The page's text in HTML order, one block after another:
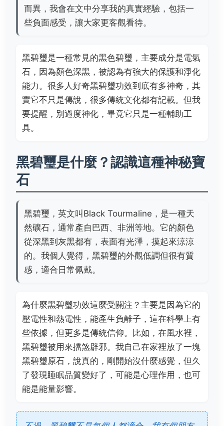
而異，我會在文中分享我的真實經驗，包括一
些負面感受，讓大家更客觀看待。
黑碧璽是一種常見的黑色碧璽，主要成分是電氣
石，因為顏色深黑，被認為有強大的保護和淨化
能力。很多人好奇黑碧璽功效到底有多神奇，其
實它不只是傳說，很多傳統文化都有記載。但我
要提醒，別過度神化，畢竟它只是一種輔助工
具。
黑碧璽是什麼？認識這種神秘寶
石
黑碧璽，英文叫Black Tourmaline，是一種天
然礦石，通常產自巴西、非洲等地。它的顏色
從深黑到灰黑都有，表面有光澤，摸起來涼涼
的。我個人覺得，黑碧璽的外觀低調但很有質
感，適合日常佩戴。
為什麼黑碧璽功效這麼受關注？主要是因為它的
壓電性和熱電性，能產生負離子，這在科學上有
些依據，但更多是傳統信仰。比如，在風水裡，
黑碧璽被用來擋煞辟邪。我自己在家裡放了一塊
黑碧璽原石，說真的，剛開始沒什麼感覺，但久
了發現睡眠品質變好了，可能是心理作用，也可
能是能量影響。